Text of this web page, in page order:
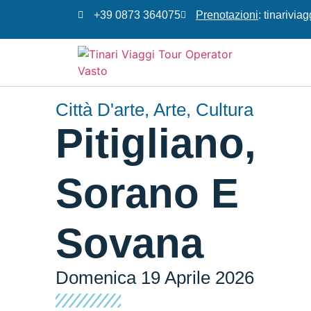
+39 0873 364075 Prenotazioni:
Città D'arte, Arte, Cultura
Pitigliano,
Sorano E
Sovana
Domenica 19 Aprile 2026